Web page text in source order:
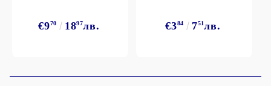
€970 1897лв. €384 751лв.